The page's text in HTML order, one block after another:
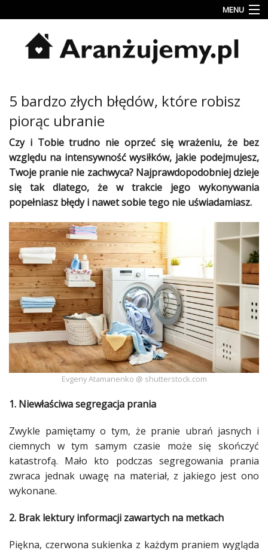
MENU
Inspiracje
wnętrz
Jesienne
Konkursy
Najlepsze
Dodaj
«
Dodaj
Dodaj
Dodaj
galerię
Dodaj
artykuł
5 bardzo złych błędów, które robisz
piorąc ubranie
Czy i Tobie trudno nie oprzeć się wrażeniu, że bez
względu na intensywność wysiłków, jakie podejmujesz,
Twoje pranie nie zachwyca? Najprawdopodobniej dzieje
się tak dlatego, że w trakcie jego wykonywania
popełniasz błędy i nawet sobie tego nie uświadamiasz.
Evgeny Atamanenko @ shutterstock.com
1. Niewłaściwa segregacja prania
Zwykle pamiętamy o tym, że pranie ubrań jasnych i
ciemnych w tym samym czasie może się skończyć
katastrofą. Mało kto podczas segregowania prania
zwraca jednak uwagę na materiał, z jakiego jest ono
wykonane.
2. Brak lektury informacji zawartych na metkach
Piękna, czerwona sukienka z każdym praniem wygląda